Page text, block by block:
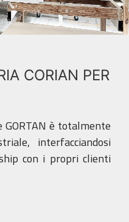
CORIAN PER
è totalmente
interfacciandosi
con i propri clienti